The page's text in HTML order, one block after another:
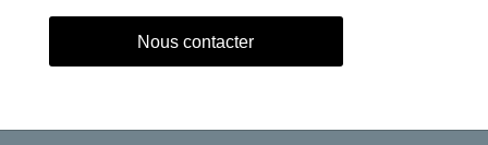
Nous contacter